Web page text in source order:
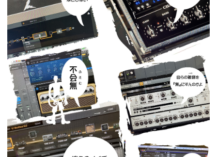
ベース ウクレレ
ドラム パーカッション
キーボード 電子ピアノ
管楽器 その他楽器
アンプ エフェクター